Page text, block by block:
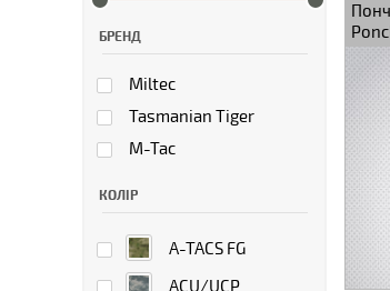
БРЕНД
Miltec
Tasmanian Tiger
M-Tac
КОЛІР
A-TACS FG
ACU/UCP